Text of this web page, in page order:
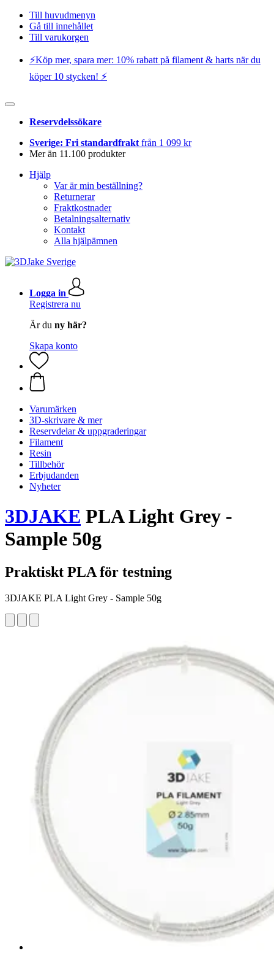
Till huvudmenyn
Gå till innehållet
Till varukorgen
⚡️Köp mer, spara mer: 10% rabatt på filament & harts när du
köper 10 stycken! ⚡️
Reservdelssökare
Sverige: Fri standardfrakt från 1 099 kr
Mer än 11.100 produkter
Hjälp
Var är min beställning?
Returnerar
Fraktkostnader
Betalningsalternativ
Kontakt
Alla hjälpämnen
Logga in
Registrera nu
Är du ny här?
Skapa konto
Varumärken
3D-skrivare & mer
Reservdelar & uppgraderingar
Filament
Resin
Tillbehör
Erbjudanden
Nyheter
3DJAKE PLA Light Grey -
Sample 50g
Praktiskt PLA för testning
3DJAKE PLA Light Grey - Sample 50g